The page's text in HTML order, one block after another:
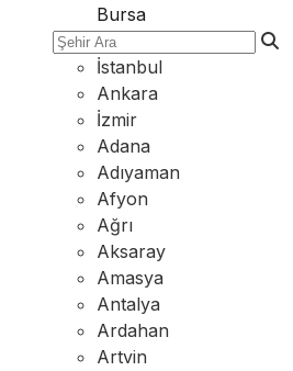
Bursa
İstanbul
Ankara
İzmir
Adana
Adıyaman
Afyon
Ağrı
Aksaray
Amasya
Antalya
Ardahan
Artvin